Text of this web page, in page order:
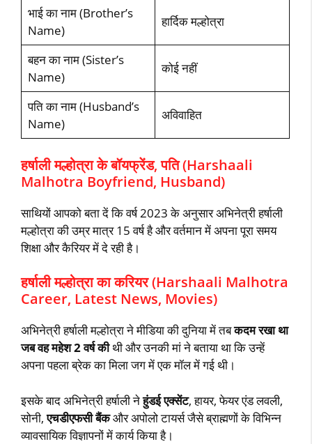
भाई का नाम (Brother’s
Name)
हार्दिक मल्होत्रा
बहन का नाम (Sister’s
Name)
कोई नहीं
पति का नाम (Husband’s
Name)
अविवाहित
हर्षाली मल्होत्रा के बॉयफ्रेंड, पति (Harshaali
Malhotra Boyfriend, Husband)
साथियों आपको बता दें कि वर्ष 2023 के अनुसार अभिनेत्री हर्षाली
मल्होत्रा की उम्र मात्र 15 वर्ष है और वर्तमान में अपना पूरा समय
शिक्षा और कैरियर में दे रही है।
हर्षाली मल्होत्रा का करियर (Harshaali Malhotra
Career, Latest News, Movies)
अभिनेत्री हर्षाली मल्होत्रा ने मीडिया की दुनिया में तबकदम रखा था
जब वह महेश 2 वर्ष कीथी और उनकी मां ने बताया था कि उन्हें
अपना पहला ब्रेक का मिला जग में एक मॉल में गई थी।
इसके बाद अभिनेत्री हर्षाली नेहुंडई एक्सेंट, हायर, फेयर एंड लवली,
सोनी,एचडीएफसी बैंकऔर अपोलो टायर्स जैसे ब्राह्मणों के विभिन्न
व्यावसायिक विज्ञापनों में कार्य किया है।